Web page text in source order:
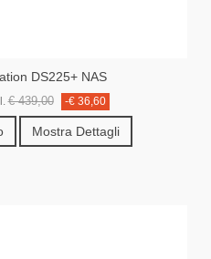
DS225+ NAS
€ 439,00 -€ 36,60
Mostra Dettagli